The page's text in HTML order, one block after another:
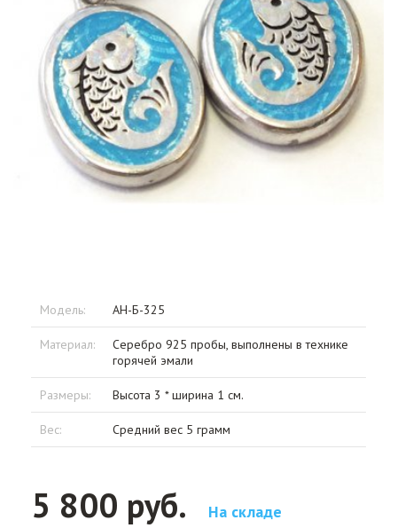
Модель: АН-Б-325
Материал:
Серебро 925 пробы, выполнены в технике
горячей эмали
Размеры: Высота 3 * ширина 1 см.
Вес: Средний вес 5 грамм
5 800 руб. На складе